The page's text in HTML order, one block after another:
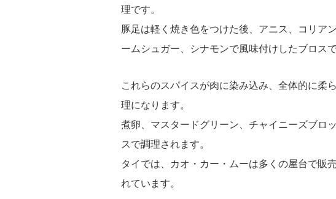
理です。
豚足は軽く焼き色をつけた後、アニス、コリア
ームシュガー、シナモンで風味付けしたブロス
これらのスパイスが肉に染み込み、全体的に柔
理になります。
煮卵、マスタードグリーン、チャイニーズブロ
スで調理されます。
タイでは、カオ・カー・ムーは多くの屋台で販
れています。